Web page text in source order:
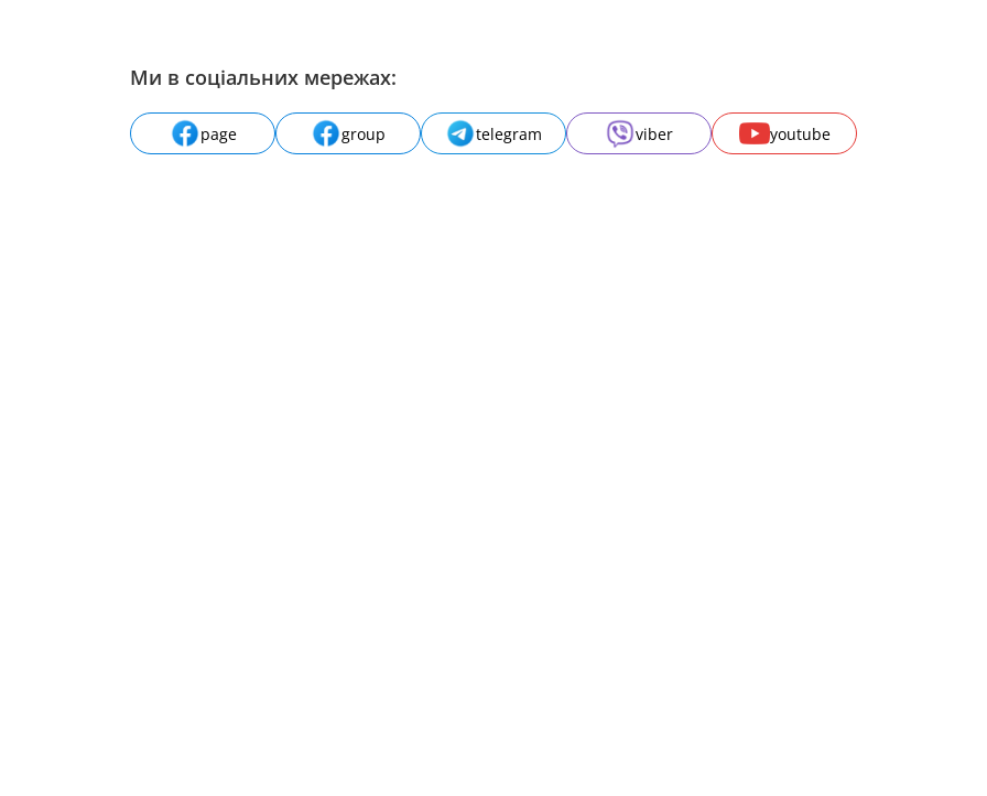
Ми в соціальних мережах:
page group telegram viber youtube